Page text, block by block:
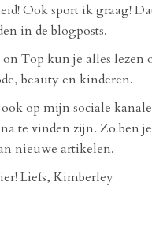
Ook sport ik graag!
in de blogposts.
Top kun je alles lezen
beauty en kinderen.
op mijn sociale
te vinden zijn. Zo ben
nieuwe artikelen.
Liefs, Kimberley